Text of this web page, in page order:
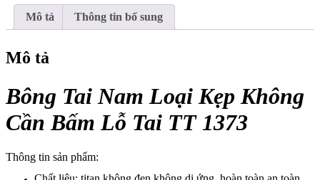
Bấm
Tai
TT
số
lượng
Mô tả Thông tin bổ sung
Mô tả
Bông Tai Nam Loại Kẹp Không
Cần Bấm Lỗ Tai TT 1373
Thông tin sản phẩm: